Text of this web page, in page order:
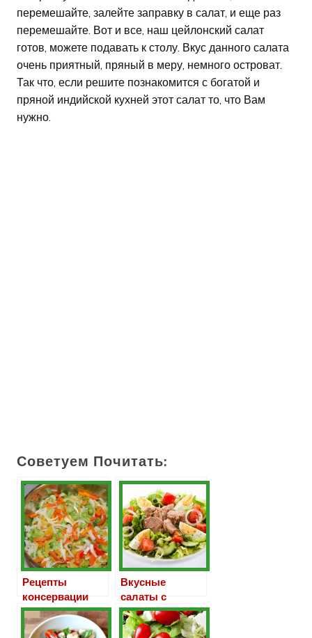
перемешайте, залейте заправку в салат, и еще раз
перемешайте. Вот и все, наш цейлонский салат
готов, можете подавать к столу. Вкус данного салата
очень приятный, пряный в меру, немного островат.
Так что, если решите познакомится с богатой и
пряной индийской кухней этот салат то, что Вам
нужно.
Советуем Почитать:
Рецепты
консервации
салатов из
зеленых
Вкусные
салаты с
тунцом и
помидорами